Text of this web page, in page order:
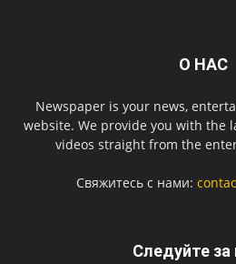
О НАС
Newspaper is your news,
website. We provide you with the
videos straight from the
Свяжитесь с нами:
Следуйте за